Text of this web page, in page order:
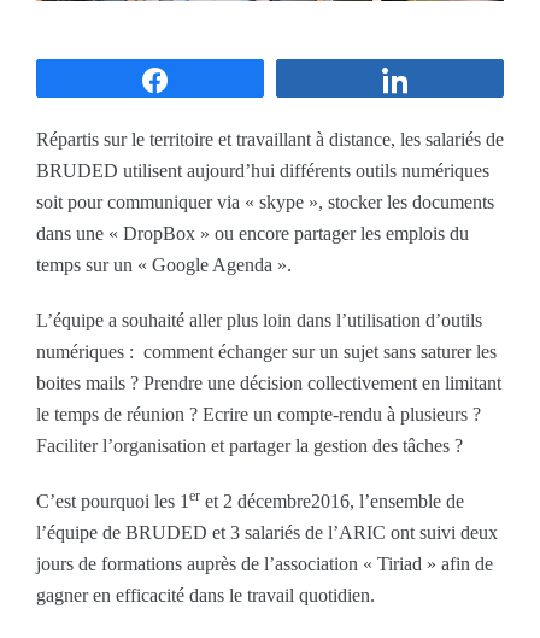
Répartis sur le territoire et travaillant à distance, les salariés de
BRUDED utilisent aujourd’hui différents outils numériques
soit pour communiquer via « skype », stocker les documents
dans une « DropBox » ou encore partager les emplois du
temps sur un « Google Agenda ».
L’équipe a souhaité aller plus loin dans l’utilisation d’outils
numériques : comment échanger sur un sujet sans saturer les
boites mails ? Prendre une décision collectivement en limitant
le temps de réunion ? Ecrire un compte-rendu à plusieurs ?
Faciliter l’organisation et partager la gestion des tâches ?
C’est pourquoi les 1 er et 2 décembre2016, l’ensemble de
l’équipe de BRUDED et 3 salariés de l’ARIC ont suivi deux
jours de formations auprès de l’association « Tiriad » afin de
gagner en efficacité dans le travail quotidien.